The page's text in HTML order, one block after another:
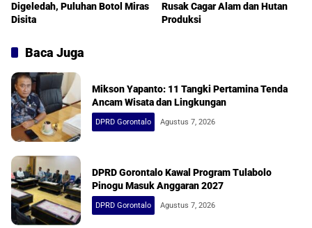
Digeledah, Puluhan Botol Miras
Disita
Rusak Cagar Alam dan Hutan
Produksi
Baca Juga
Mikson Yapanto: 11 Tangki Pertamina Tenda
Ancam Wisata dan Lingkungan
DPRD Gorontalo Agustus 7, 2026
DPRD Gorontalo Kawal Program Tulabolo
Pinogu Masuk Anggaran 2027
DPRD Gorontalo Agustus 7, 2026